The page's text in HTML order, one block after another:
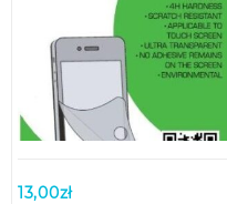
13,00zł